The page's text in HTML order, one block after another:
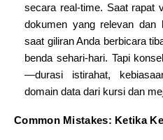
secara real-time. Saat rapat
dokumen yang relevan dan
saat giliran Anda berbicara
benda sehari-hari. Tapi
—durasi istirahat,
domain data dari kursi dan
Common Mistakes: Ketika